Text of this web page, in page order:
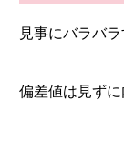
見事にバラバ
偏差値は見ずに